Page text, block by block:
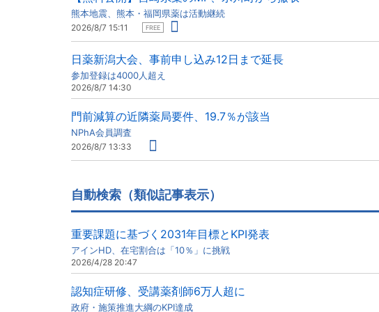
熊本地震、熊本・福岡県薬は活動継続
2026/8/7 15:11 FREE
日薬新潟大会、事前申し込み12日まで延長
参加登録は4000人超え
2026/8/7 14:30
門前減算の近隣薬局要件、19.7％が該当
NPhA会員調査
2026/8/7 13:33
自動検索（類似記事表示）
重要課題に基づく2031年目標とKPI発表
アインHD、在宅割合は「10％」に挑戦
2026/4/28 20:47
認知症研修、受講薬剤師6万人超に
政府・施策推進大綱のKPI達成